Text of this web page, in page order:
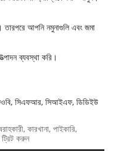
তারপরে আপনি নমুনাগুলি এবং জমা
ব্যবস্থা করি।
সিএফআর, সিআইএফ, ডিডিইউ
কারখানা, পাইকারি,
ট্রিট করুন